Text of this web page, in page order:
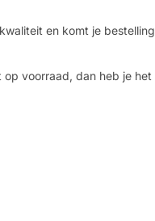
en komt je
voorraad, dan heb je het